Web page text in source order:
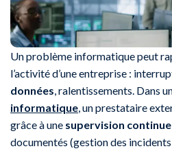
Un problème informatique peut
l’activité d’une entreprise :
données, ralentissements. Dans
informatique, un prestataire
grâce à une supervision continue
documentés (gestion des